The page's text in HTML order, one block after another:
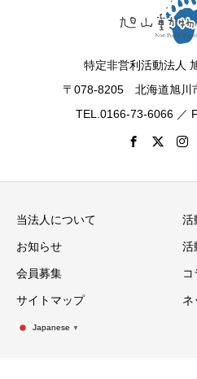
特定非営利活動法人
〒078-8205 北海道旭川
TEL.0166-73-6066 ／
当法人について 活
お知らせ 活
会員募集 コ
サイトマップ ネ
Japanese ▼